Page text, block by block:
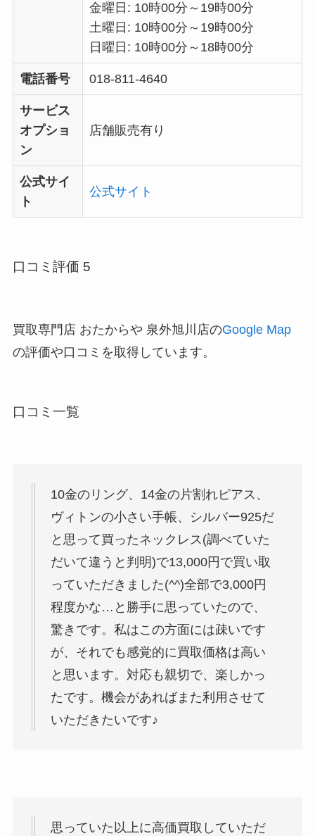
金曜日: 10時00分～19時00分
土曜日: 10時00分～19時00分
日曜日: 10時00分～18時00分
電話番号 018-811-4640
サービス
オプショ
ン
店舗販売有り
公式サイ
ト
公式サイト
口コミ評価 5
買取専門店 おたからや 泉外旭川店のGoogle Map
の評価や口コミを取得しています。
口コミ一覧
10金のリング、14金の片割れピアス、
ヴィトンの小さい手帳、シルバー925だ
と思って買ったネックレス(調べていた
だいて違うと判明)で13,000円で買い取
っていただきました(^^)全部で3,000円
程度かな…と勝手に思っていたので、
驚きです。私はこの方面には疎いです
が、それでも感覚的に買取価格は高い
と思います。対応も親切で、楽しかっ
たです。機会があればまた利用させて
いただきたいです♪
思っていた以上に高価買取していただ